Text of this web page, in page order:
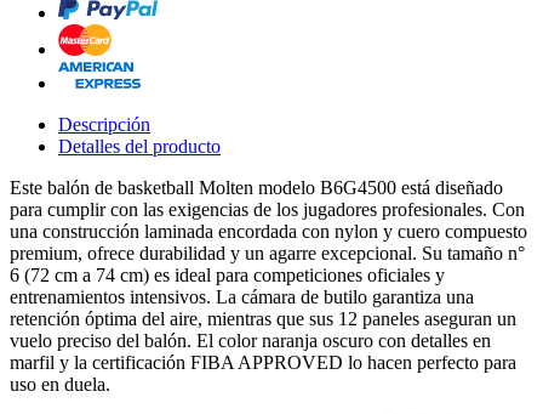
Descripción
Detalles del producto
Este balón de basketball Molten modelo B6G4500 está diseñado
para cumplir con las exigencias de los jugadores profesionales. Con
una construcción laminada encordada con nylon y cuero compuesto
premium, ofrece durabilidad y un agarre excepcional. Su tamaño n°
6 (72 cm a 74 cm) es ideal para competiciones oficiales y
entrenamientos intensivos. La cámara de butilo garantiza una
retención óptima del aire, mientras que sus 12 paneles aseguran un
vuelo preciso del balón. El color naranja oscuro con detalles en
marfil y la certificación FIBA APPROVED lo hacen perfecto para
uso en duela.